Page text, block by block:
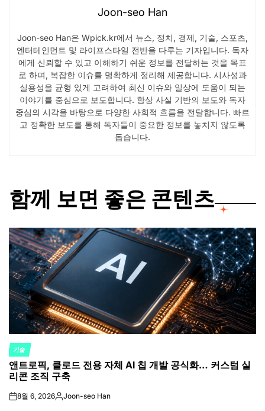
Joon-seo Han
Joon-seo Han은 Wpick.kr에서 뉴스, 정치, 경제, 기술, 스포츠,
엔터테인먼트 및 라이프스타일 전반을 다루는 기자입니다. 독자
에게 신뢰할 수 있고 이해하기 쉬운 정보를 전달하는 것을 목표
로 하며, 복잡한 이슈를 명확하게 정리해 제공합니다. 시사성과
실용성을 균형 있게 고려하여 최신 이슈와 일상에 도움이 되는
이야기를 중심으로 보도합니다. 항상 사실 기반의 보도와 독자
중심의 시각을 바탕으로 다양한 사회적 흐름을 전달합니다. 빠르
고 정확한 보도를 통해 독자들이 중요한 정보를 놓치지 않도록
돕습니다.
함께 보면 좋은 콘텐츠
POSTED
IN
기술
앤트로픽, 클로드 전용 자체 AI 칩 개발 공식화… 커스텀 실
리콘 조직 구축
on8월 6, 2026Posted
Joon-seo Han